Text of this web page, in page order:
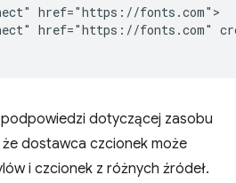
href="https://fonts.com">
href="https://fonts.com"
dotyczącej zasobu
dostawca czcionek może
i czcionek z różnych źródeł.